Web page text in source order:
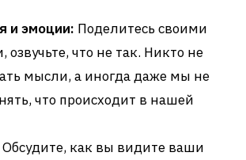
и эмоции: Поделитесь своими
озвучьте, что не так. Никто не
мысли, а иногда даже мы не
что происходит в нашей
Обсудите, как вы видите ваши